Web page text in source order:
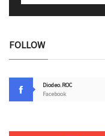
FOLLOW
Diodeo.ROC
Facebook